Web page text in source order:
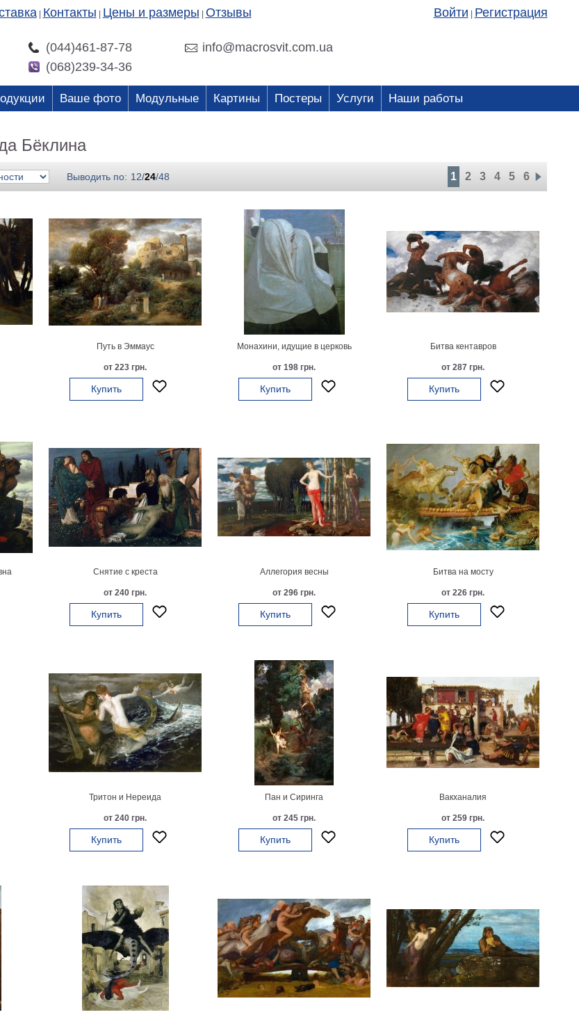
Контакты Цены и размеры Отзывы Войти Регистрация
(044)461-87-78
info@macrosvit.com.ua
(068)239-34-36
Ваше фото Модульные Картины Постеры Услуги Наши работы
Бёклина
Выводить по: 12/24/48 1 2 3 4 5 6
Путь в Эммаус
от 223 грн.
Купить
Монахини, идущие в церковь
от 198 грн.
Купить
Битва кентавров
от 287 грн.
Купить
Снятие с креста
от 240 грн.
Купить
Аллегория весны
от 296 грн.
Купить
Битва на мосту
от 226 грн.
Купить
Тритон и Нереида
от 240 грн.
Купить
Пан и Сиринга
от 245 грн.
Купить
Вакханалия
от 259 грн.
Купить